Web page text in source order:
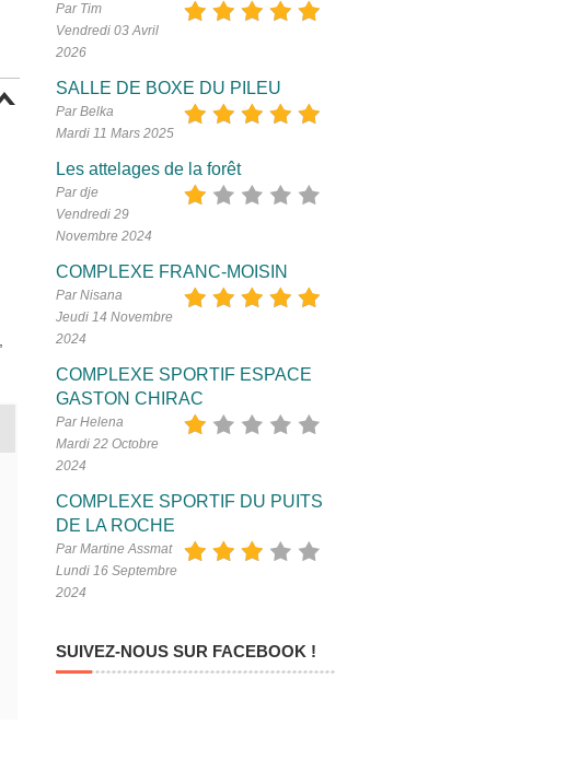
Par Tim
Vendredi 03 Avril
2026
SALLE DE BOXE DU PILEU
Par Belka
Mardi 11 Mars 2025
Les attelages de la forêt
Par dje
Vendredi 29
Novembre 2024
COMPLEXE FRANC-MOISIN
Par Nisana
Jeudi 14 Novembre
2024
COMPLEXE SPORTIF ESPACE
GASTON CHIRAC
Par Helena
Mardi 22 Octobre
2024
COMPLEXE SPORTIF DU PUITS
DE LA ROCHE
Par Martine Assmat
Lundi 16 Septembre
2024
SUIVEZ-NOUS SUR FACEBOOK !